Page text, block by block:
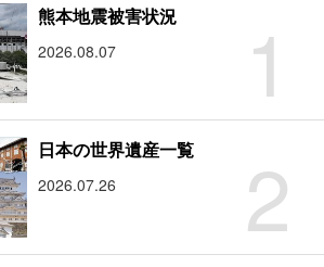
1
熊本地震被害状況
2026.08.07
2
日本の世界遺産一覧
2026.07.26